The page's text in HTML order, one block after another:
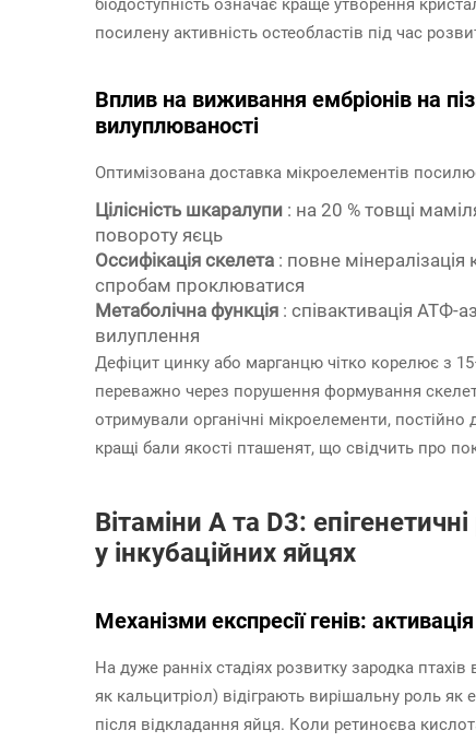
біодоступність означає краще утворення
посилену активність остеобластів під час
Вплив на виживання ембріонів на
вилуплюваності
Оптимізована доставка мікроелементів
Цілісність шкаралупи : на 20 % товщі
повороту яєць
Оссифікація скелета : повне
спробам проклюватися
Метаболічна функція : співактивація АТФ-
вилуплення
Дефіцит цинку або марганцю чітко корелює з
переважно через порушення формування
отримували органічні мікроелементи,
кращі бали якості пташенят, що свідчить про
Вітаміни А та D3:
у інкубаційних яйцях
Механізми експресії генів:
На дуже ранніх стадіях розвитку зародка
як кальцитріол) відіграють вирішальну роль як
після відкладання яйця. Коли ретиноєва